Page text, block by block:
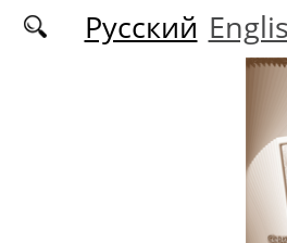
содержаниюРусский